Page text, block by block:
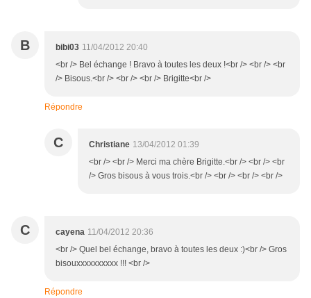
B bibi03 11/04/2012 20:40
<br /> Bel échange ! Bravo à toutes les deux !<br /> <br /> <br
/> Bisous.<br /> <br /> <br /> Brigitte<br />
Répondre
C Christiane 13/04/2012 01:39
<br /> <br /> Merci ma chère Brigitte.<br /> <br /> <br
/> Gros bisous à vous trois.<br /> <br /> <br /> <br />
C cayena 11/04/2012 20:36
<br /> Quel bel échange, bravo à toutes les deux :)<br /> Gros
bisouxxxxxxxxxx !!! <br />
Répondre